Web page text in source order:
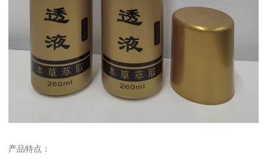
产品特点：